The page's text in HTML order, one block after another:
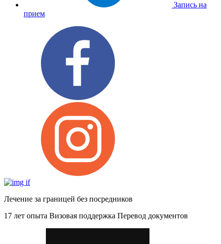
Запись на
прием
Лечение за границей без посредников
17 лет опыта Визовая поддержка Перевод документов